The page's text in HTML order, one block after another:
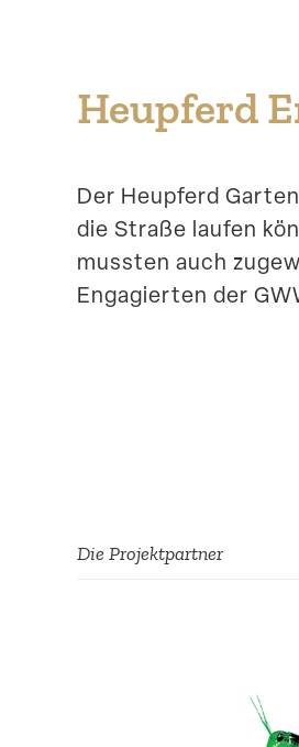
Heupferd
Der Heupferd
die Straße laufen
mussten auch
Engagierten der
Die Projekt­partner